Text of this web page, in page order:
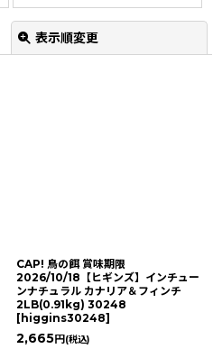
表示順変更
CAP! 鳥の餌 賞味期限
2026/10/18【ヒギンズ】インチュー
ンナチュラル カナリア＆フィンチ
2LB(0.91kg) 30248
[ higgins30248]
2,665円 (税込)